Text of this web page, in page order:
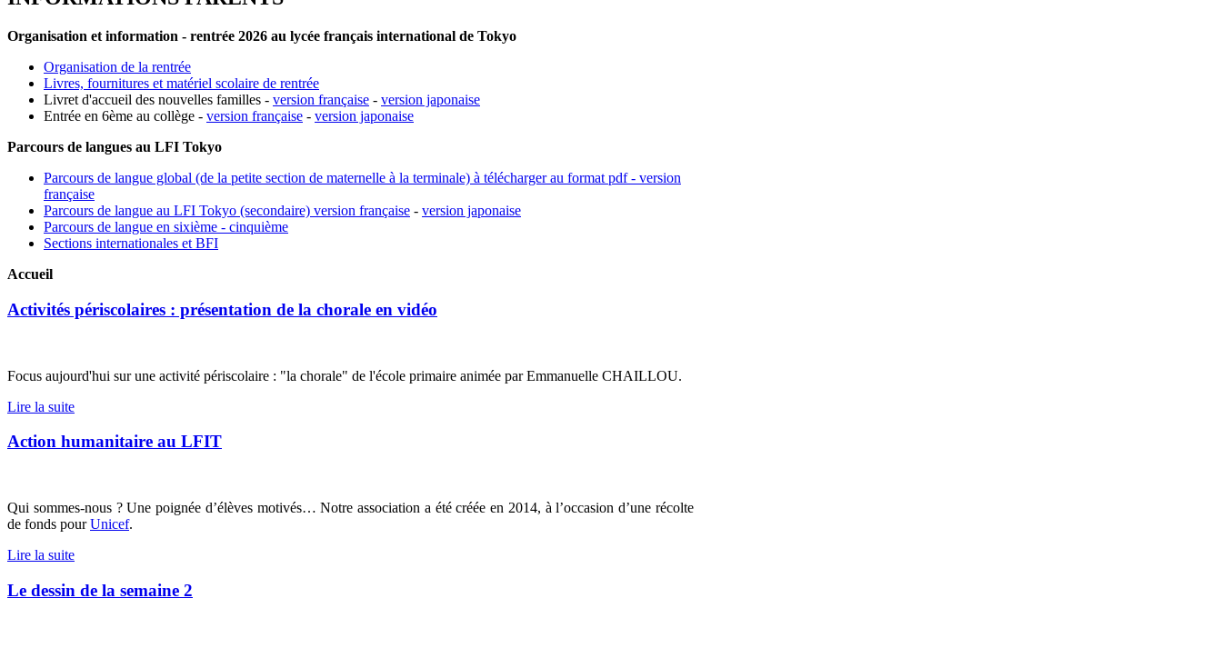
Organisation et information - rentrée 2026 au lycée français international de Tokyo
Organisation de la rentrée
Livres, fournitures et matériel scolaire de rentrée
Livret d'accueil des nouvelles familles - version française - version japonaise
Entrée en 6ème au collège - version française - version japonaise
Parcours de langues au LFI Tokyo
Parcours de langue global (de la petite section de maternelle à la terminale) à télécharger au format pdf - version
française
Parcours de langue au LFI Tokyo (secondaire) version française - version japonaise
Parcours de langue en sixième - cinquième
Sections internationales et BFI
Accueil
Activités périscolaires : présentation de la chorale en vidéo
Focus aujourd'hui sur une activité périscolaire : "la chorale" de l'école primaire animée par Emmanuelle CHAILLOU.
Lire la suite
Action humanitaire au LFIT
Qui sommes-nous ? Une poignée d’élèves motivés…Notre association a été créée en 2014, à l’occasion d’une récolte
de fonds pourUnicef.
Lire la suite
Le dessin de la semaine 2